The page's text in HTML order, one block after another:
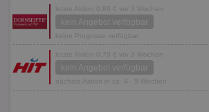
letzte Aktion 0,89 € vor 3 Wochen
kein Angebot verfügbar
keine Prognose verfügbar
letzte Aktion 0,79 € vor 3 Wochen
kein Angebot verfügbar
nächste Aktion in ca. 4 - 5 Wochen